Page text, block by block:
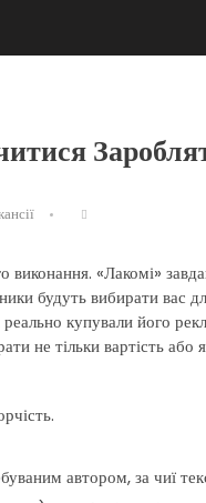
«Лакомі»
будуть вибирати вас
купували його
не тільки вартість
автором, за чиї